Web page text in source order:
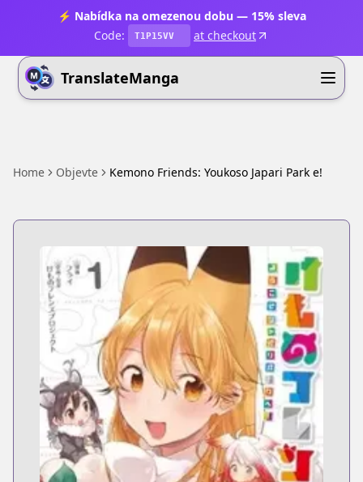
⚡ Nabídka na omezenou dobu — 15% sleva
Code:
T1P15VV at checkout
TranslateManga
Home Objevte Kemono Friends: Youkoso Japari Park e!